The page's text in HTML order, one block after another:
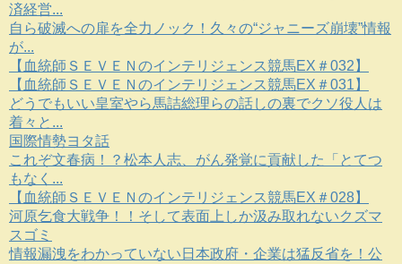
済経営...
自ら破滅への扉を全力ノック！久々の“ジャニーズ崩壊”情報
が...
【血統師ＳＥＶＥＮのインテリジェンス競馬EX＃032】
【血統師ＳＥＶＥＮのインテリジェンス競馬EX＃031】
どうでもいい皇室やら馬詰総理らの話しの裏でクソ役人は
着々と...
国際情勢ヨタ話
これぞ文春病！？松本人志、がん発覚に貢献した「とてつ
もなく...
【血統師ＳＥＶＥＮのインテリジェンス競馬EX＃028】
河原乞食大戦争！！そして表面上しか汲み取れないクズマ
スゴミ
情報漏洩をわかっていない日本政府・企業は猛反省を！公